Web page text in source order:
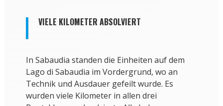
VIELE KILOMETER ABSOLVIERT
In Sabaudia standen die Einheiten auf dem
Lago di Sabaudia im Vordergrund, wo an
Technik und Ausdauer gefeilt wurde. Es
wurden viele Kilometer in allen drei